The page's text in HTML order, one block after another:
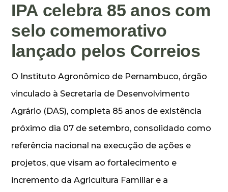
IPA celebra 85 anos com
selo comemorativo
lançado pelos Correios
O Instituto Agronômico de Pernambuco, órgão
vinculado à Secretaria de Desenvolvimento
Agrário (DAS), completa 85 anos de existência
próximo dia 07 de setembro, consolidado como
referência nacional na execução de ações e
projetos, que visam ao fortalecimento e
incremento da Agricultura Familiar e a